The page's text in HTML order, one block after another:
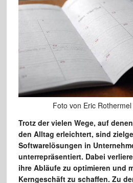
Foto von Eric
Trotz der vielen Wege, auf
den Alltag erleichtert, sind
Softwarelösungen in
unterrepräsentiert. Dabei
ihre Abläufe zu optimieren und
Kerngeschäft zu schaffen. Zu